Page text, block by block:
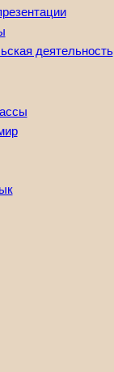
деятельность